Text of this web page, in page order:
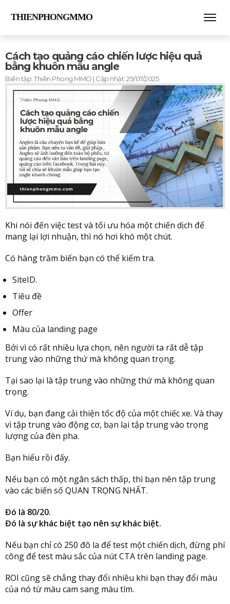
THIENPHONGMMO
Cách tạo quảng cáo chiến lược hiệu quả
bằng khuôn mẫu angle
Biên tập:Thiên Phong MMO | Cập nhật:29/07/2025
Khi nói đến việc test và tối ưu hóa một chiến dịch để
mang lại lợi nhuận, thì nó hơi khó một chút.
Có hàng trăm biến bạn có thể kiểm tra.
SiteID.
Tiêu đề
Offer
Màu của landing page
Bởi vì có rất nhiều lựa chọn, nên người ta rất dễ tập
trung vào những thứ mà không quan trọng.
Tại sao lại là tập trung vào những thứ mà không quan
trọng.
Ví dụ, bạn đang cải thiện tốc độ của một chiếc xe. Và thay
vì tập trung vào động cơ, bạn lại tập trung vào trọng
lượng của đèn pha.
Bạn hiểu rồi đấy.
Nếu bạn có một ngân sách thấp, thì bạn nên tập trung
vào các biến số QUAN TRỌNG NHẤT.
Đó là 80/20.
Đó là sự khác biệt tạo nên sự khác biệt.
Nếu bạn chỉ có 250 đô la để test một chiến dịch, đừng phí
công để test màu sắc của nút CTA trên landing page.
ROI cũng sẽ chẳng thay đổi nhiều khi bạn thay đổi màu
của nó từ màu cam sang màu tím.